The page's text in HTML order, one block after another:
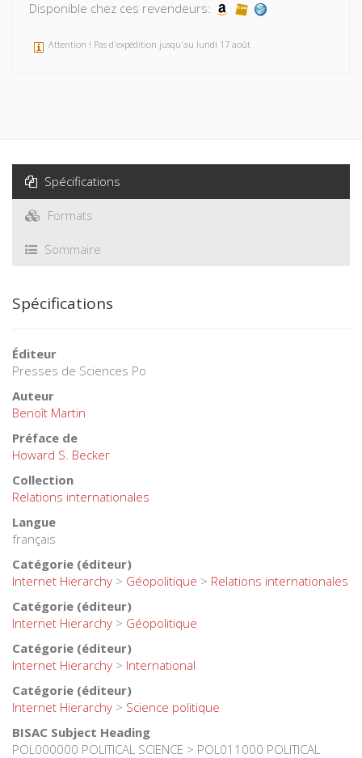
Disponible chez ces revendeurs:
Attention ! Pas d'expédition jusqu'au lundi 17 août
Spécifications
Formats
Sommaire
Spécifications
Éditeur
Presses de Sciences Po
Auteur
Benoît Martin
Préface de
Howard S. Becker
Collection
Relations internationales
Langue
français
Catégorie (éditeur)
Internet Hierarchy > Géopolitique > Relations internationales
Catégorie (éditeur)
Internet Hierarchy > Géopolitique
Catégorie (éditeur)
Internet Hierarchy > International
Catégorie (éditeur)
Internet Hierarchy > Science politique
BISAC Subject Heading
POL000000 POLITICAL SCIENCE > POL011000 POLITICAL